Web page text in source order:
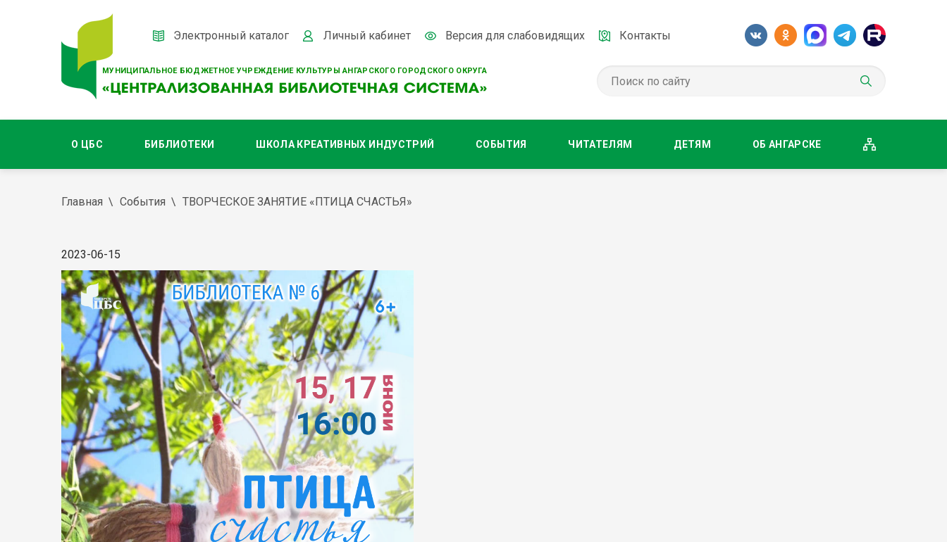
МУНИЦИПАЛЬНОЕ БЮДЖЕТНОЕ УЧРЕЖДЕНИЕ КУЛЬТУРЫ АНГАРСКОГО ГОРОДСКОГО ОКРУГА
Электронный каталог Личный кабинет Версия для слабовидящих Контакты
О ЦБС БИБЛИОТЕКИ ШКОЛА КРЕАТИВНЫХ ИНДУСТРИЙ СОБЫТИЯ ЧИТАТЕЛЯМ ДЕТЯМ ОБ АНГАРСКЕ
Главная События ТВОРЧЕСКОЕ ЗАНЯТИЕ «ПТИЦА СЧАСТЬЯ»
2023-06-15